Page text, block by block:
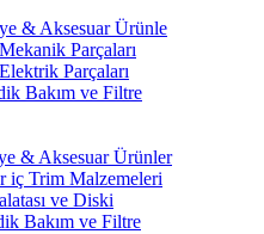
& Aksesuar Ürünle
Parçaları
Parçaları
Bakım ve Filtre
& Aksesuar Ürünler
iç Trim Malzemeleri
ve Diski
Bakım ve Filtre